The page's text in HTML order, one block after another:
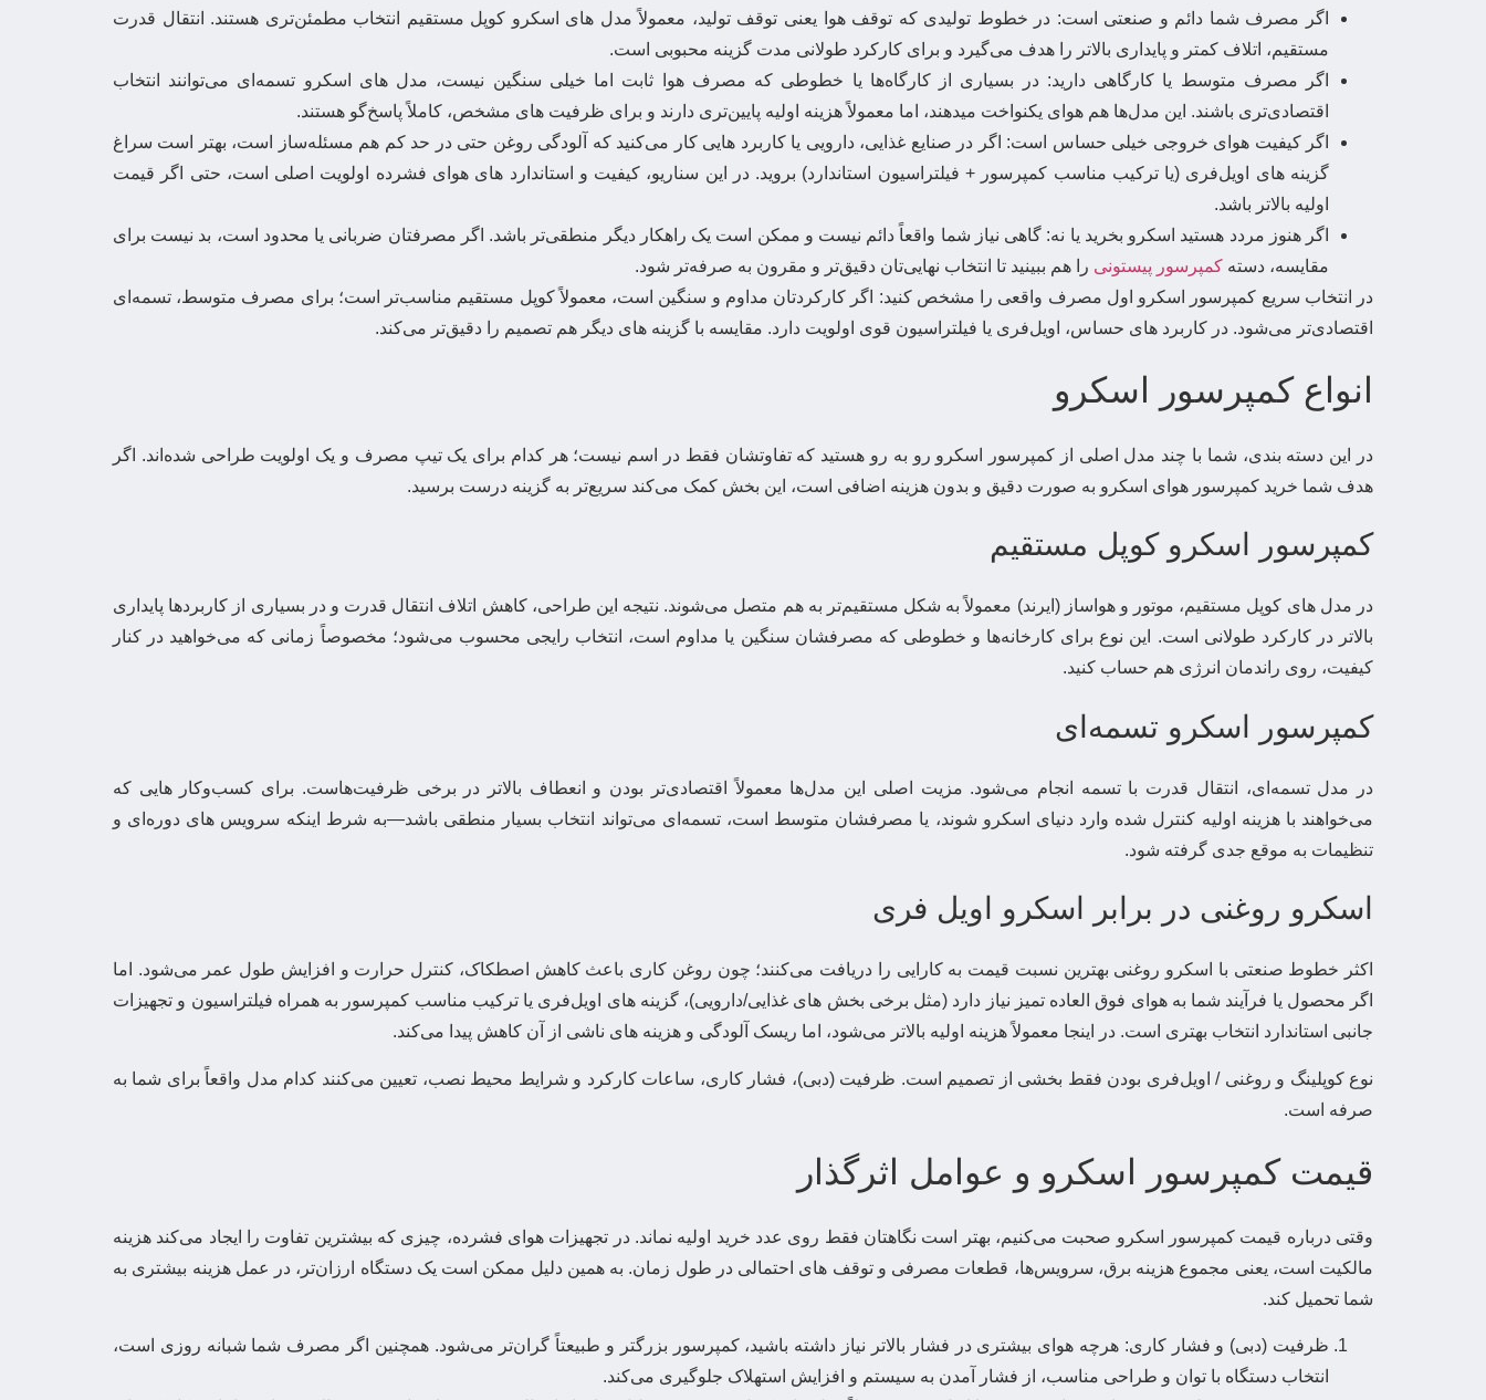
اگر مصرف شما دائم و صنعتی است: در خطوط تولیدی که توقف هوا یعنی توقف تولید، معمولاً مدل های اسکرو کوپل مستقیم انتخاب مطمئن‌تری هستند. انتقال قدرت
مستقیم، اتلاف کمتر و پایداری بالاتر را هدف می‌گیرد و برای کارکرد طولانی مدت گزینه محبوبی است.
اگر مصرف متوسط یا کارگاهی دارید: در بسیاری از کارگاه‌ها یا خطوطی که مصرف هوا ثابت اما خیلی سنگین نیست، مدل های اسکرو تسمه‌ای می‌توانند انتخاب
اقتصادی‌تری باشند. این مدل‌ها هم هوای یکنواخت میدهند، اما معمولاً هزینه اولیه پایین‌تری دارند و برای ظرفیت های مشخص، کاملاً پاسخ‌گو هستند.
اگر کیفیت هوای خروجی خیلی حساس است: اگر در صنایع غذایی، دارویی یا کاربرد هایی کار می‌کنید که آلودگی روغن حتی در حد کم هم مسئله‌ساز است، بهتر است سراغ
گزینه های اویل‌فری (یا ترکیب مناسب کمپرسور + فیلتراسیون استاندارد) بروید. در این سناریو، کیفیت و استاندارد های هوای فشرده اولویت اصلی است، حتی اگر قیمت
اولیه بالاتر باشد.
اگر هنوز مردد هستید اسکرو بخرید یا نه: گاهی نیاز شما واقعاً دائم نیست و ممکن است یک راهکار دیگر منطقی‌تر باشد. اگر مصرفتان ضربانی یا محدود است، بد نیست برای
مقایسه، دسته کمپرسور پیستونی را هم ببینید تا انتخاب نهایی‌تان دقیق‌تر و مقرون به صرفه‌تر شود.
در انتخاب سریع کمپرسور اسکرو اول مصرف واقعی را مشخص کنید: اگر کارکردتان مداوم و سنگین است، معمولاً کوپل مستقیم مناسب‌تر است؛ برای مصرف متوسط، تسمه‌ای
اقتصادی‌تر می‌شود. در کاربرد های حساس، اویل‌فری یا فیلتراسیون قوی اولویت دارد. مقایسه با گزینه های دیگر هم تصمیم را دقیق‌تر می‌کند.
انواع کمپرسور اسکرو
در این دسته بندی، شما با چند مدل اصلی از کمپرسور اسکرو رو به رو هستید که تفاوتشان فقط در اسم نیست؛ هر کدام برای یک تیپ مصرف و یک اولویت طراحی شده‌اند. اگر
هدف شما خرید کمپرسور هوای اسکرو به صورت دقیق و بدون هزینه اضافی است، این بخش کمک می‌کند سریع‌تر به گزینه درست برسید.
کمپرسور اسکرو کوپل مستقیم
در مدل های کوپل مستقیم، موتور و هواساز (ایرند) معمولاً به شکل مستقیم‌تر به هم متصل می‌شوند. نتیجه این طراحی، کاهش اتلاف انتقال قدرت و در بسیاری از کاربردها پایداری
بالاتر در کارکرد طولانی است. این نوع برای کارخانه‌ها و خطوطی که مصرفشان سنگین یا مداوم است، انتخاب رایجی محسوب می‌شود؛ مخصوصاً زمانی که می‌خواهید در کنار
کیفیت، روی راندمان انرژی هم حساب کنید.
کمپرسور اسکرو تسمه‌ای
در مدل تسمه‌ای، انتقال قدرت با تسمه انجام می‌شود. مزیت اصلی این مدل‌ها معمولاً اقتصادی‌تر بودن و انعطاف بالاتر در برخی ظرفیت‌هاست. برای کسب‌وکار هایی که
می‌خواهند با هزینه اولیه کنترل شده وارد دنیای اسکرو شوند، یا مصرفشان متوسط است، تسمه‌ای می‌تواند انتخاب بسیار منطقی باشد—به شرط اینکه سرویس های دوره‌ای و
تنظیمات به موقع جدی گرفته شود.
اسکرو روغنی در برابر اسکرو اویل فری
اکثر خطوط صنعتی با اسکرو روغنی بهترین نسبت قیمت به کارایی را دریافت می‌کنند؛ چون روغن کاری باعث کاهش اصطکاک، کنترل حرارت و افزایش طول عمر می‌شود. اما
اگر محصول یا فرآیند شما به هوای فوق العاده تمیز نیاز دارد (مثل برخی بخش های غذایی/دارویی)، گزینه های اویل‌فری یا ترکیب مناسب کمپرسور به همراه فیلتراسیون و تجهیزات
جانبی استاندارد انتخاب بهتری است. در اینجا معمولاً هزینه اولیه بالاتر می‌شود، اما ریسک آلودگی و هزینه های ناشی از آن کاهش پیدا می‌کند.
نوع کوپلینگ و روغنی / اویل‌فری بودن فقط بخشی از تصمیم است. ظرفیت (دبی)، فشار کاری، ساعات کارکرد و شرایط محیط نصب، تعیین می‌کنند کدام مدل واقعاً برای شما به
صرفه است.
قیمت کمپرسور اسکرو و عوامل اثرگذار
وقتی درباره قیمت کمپرسور اسکرو صحبت می‌کنیم، بهتر است نگاهتان فقط روی عدد خرید اولیه نماند. در تجهیزات هوای فشرده، چیزی که بیشترین تفاوت را ایجاد می‌کند هزینه
مالکیت است، یعنی مجموع هزینه برق، سرویس‌ها، قطعات مصرفی و توقف های احتمالی در طول زمان. به همین دلیل ممکن است یک دستگاه ارزان‌تر، در عمل هزینه بیشتری به
شما تحمیل کند.
ظرفیت (دبی) و فشار کاری: هرچه هوای بیشتری در فشار بالاتر نیاز داشته باشید، کمپرسور بزرگتر و طبیعتاً گران‌تر می‌شود. همچنین اگر مصرف شما شبانه روزی است،
انتخاب دستگاه با توان و طراحی مناسب، از فشار آمدن به سیستم و افزایش استهلاک جلوگیری می‌کند.